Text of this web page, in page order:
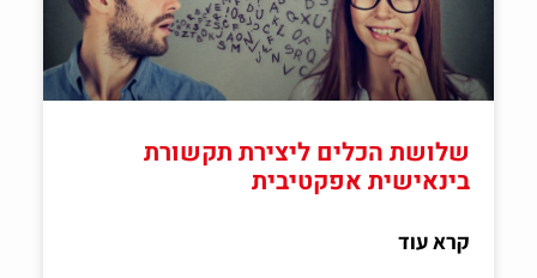
שלושת הכלים ליצירת תקשורת
בינאישית אפקטיבית
קרא עוד